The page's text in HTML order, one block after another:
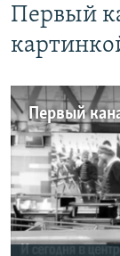
Первый
Первый
No